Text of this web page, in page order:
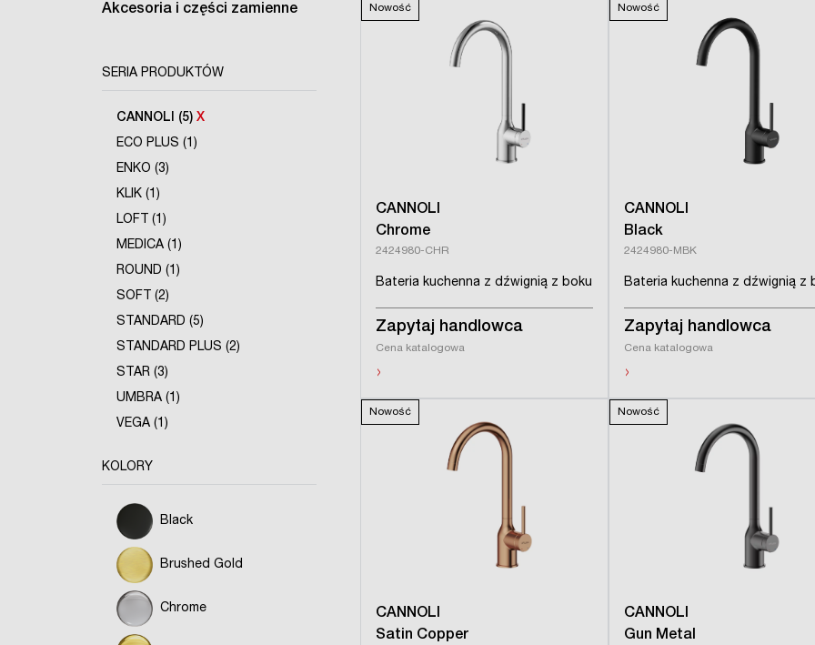
Akcesoria i części zamienne
SERIA PRODUKTÓW
CANNOLI (5) X
ECO PLUS (1)
ENKO (3)
KLIK (1)
LOFT (1)
MEDICA (1)
ROUND (1)
SOFT (2)
STANDARD (5)
STANDARD PLUS (2)
STAR (3)
UMBRA (1)
VEGA (1)
KOLORY
Black
Brushed Gold
Chrome
Nowość
CANNOLI
Chrome
2424980-CHR
Bateria kuchenna z dźwignią z boku
Zapytaj handlowca
Cena katalogowa
›
Nowość
CANNOLI
Black
2424980-MBK
Bateria kuchenna z dźwignią z
Zapytaj handlowca
Cena katalogowa
›
Nowość
CANNOLI
Satin Copper
Nowość
CANNOLI
Gun Metal